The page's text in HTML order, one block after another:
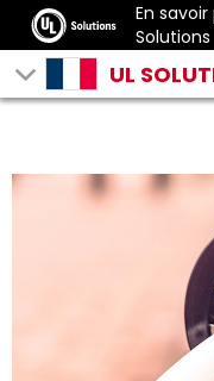
En savoir
Solutions
UL